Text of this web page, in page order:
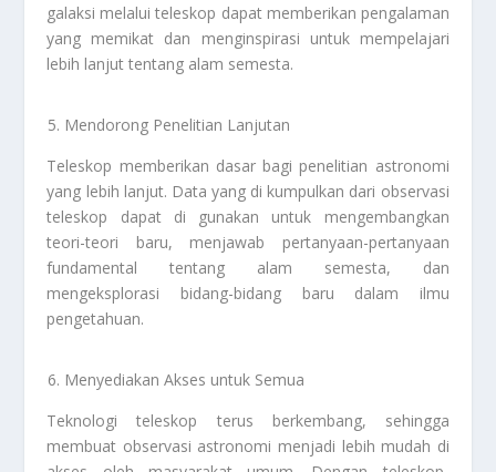
galaksi melalui teleskop dapat memberikan pengalaman
yang memikat dan menginspirasi untuk mempelajari
lebih lanjut tentang alam semesta.
Mendorong Penelitian Lanjutan
Teleskop memberikan dasar bagi penelitian astronomi
yang lebih lanjut. Data yang di kumpulkan dari observasi
teleskop dapat di gunakan untuk mengembangkan
teori-teori baru, menjawab pertanyaan-pertanyaan
fundamental tentang alam semesta, dan
mengeksplorasi bidang-bidang baru dalam ilmu
pengetahuan.
Menyediakan Akses untuk Semua
Teknologi teleskop terus berkembang, sehingga
membuat observasi astronomi menjadi lebih mudah di